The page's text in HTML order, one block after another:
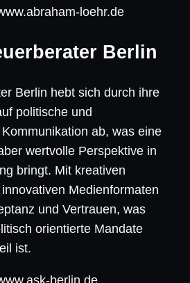
loehr.de
Berlin
Berlin hebt sich durch ihre
politische und
ab, was eine
wertvolle Perspektive in
bringt. Mit kreativen
Medienformaten
und Vertrauen, was
orientierte Mandate
ist.